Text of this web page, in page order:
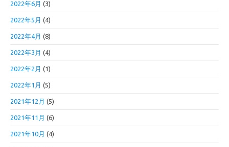
2022年6月 (3)
2022年5月 (4)
2022年4月 (8)
2022年3月 (4)
2022年2月 (1)
2022年1月 (5)
2021年12月 (5)
2021年11月 (6)
2021年10月 (4)